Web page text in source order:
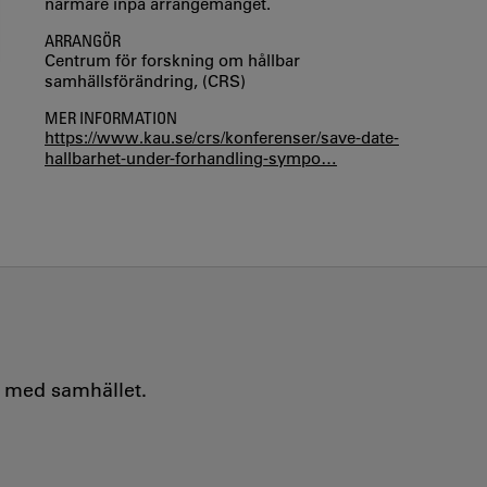
ARRANGÖR
Centrum för forskning om hållbar
samhällsförändring, (CRS)
MER INFORMATION
https://www.kau.se/crs/konferenser/save-date-
hallbarhet-under-forhandling-sympo…
samhället.